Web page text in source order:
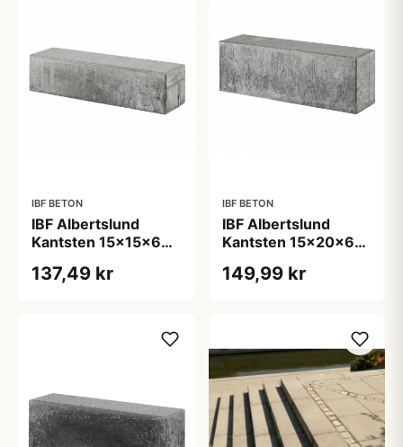
IBF BETON
IBF Albertslund
Kantsten 15x15x60
overside - Grå
137,49 kr
IBF BETON
IBF Albertslund
Kantsten 15x20x60
overside - Grå
149,99 kr